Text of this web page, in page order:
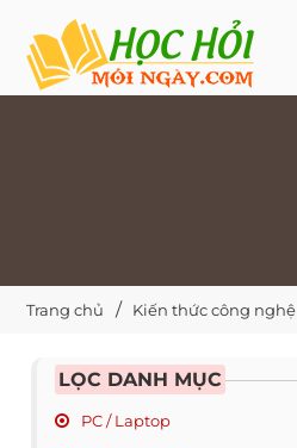
Trang chủ Kiến thức công nghệ
LỌC DANH MỤC
PC / Laptop